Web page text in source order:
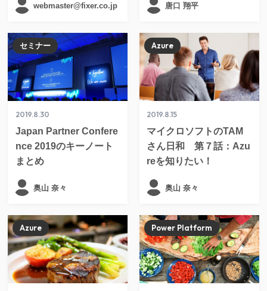
webmaster@fixer.co.jp 唐口 翔平
2019.8.30
Japan Partner Confere
nce 2019のキーノート
まとめ
セミナー
奥山 奈々
2019.8.15
マイクロソフトのTAM
さん日和 第７話：Azu
reを知りたい！
Azure
奥山 奈々
Azure Power Platform